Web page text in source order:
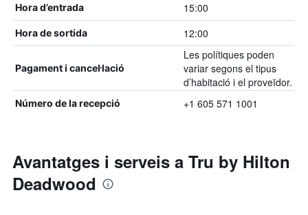
Hora d’entrada 15:00
Hora de sortida 12:00
Pagament i cancel·lació
Les polítiques poden
variar segons el tipus
d’habitació i el proveïdor.
Número de la recepció +1 605 571 1001
Avantatges i serveis a Tru by Hilton
Deadwood